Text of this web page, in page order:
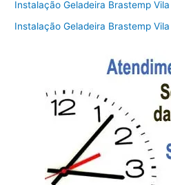
Instalação Geladeira Brastemp
Instalação Geladeira Brastemp